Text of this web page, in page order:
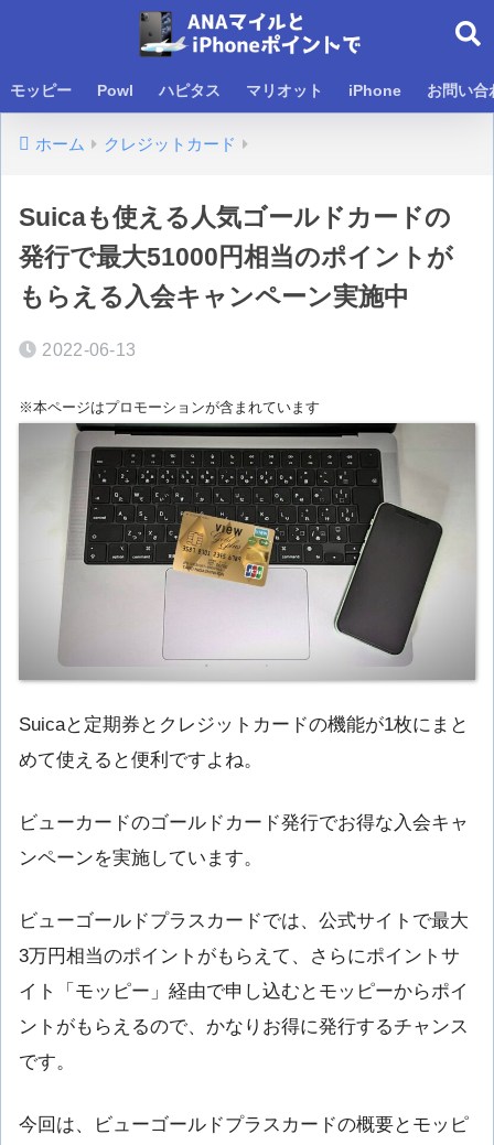
モッピー Powl ハピタス マリオット iPhone お問い合
ホーム クレジットカード
Suicaも使える人気ゴールドカードの
発行で最大51000円相当のポイントが
もらえる入会キャンペーン実施中
2022-06-13
※本ページはプロモーションが含まれています
Suicaと定期券とクレジットカードの機能が1枚にまと
めて使えると便利ですよね。
ビューカードのゴールドカード発行でお得な入会キャ
ンペーンを実施しています。
ビューゴールドプラスカードでは、公式サイトで最大
3万円相当のポイントがもらえて、さらにポイントサ
イト「モッピー」経由で申し込むとモッピーからポイ
ントがもらえるので、かなりお得に発行するチャンス
です。
今回は、ビューゴールドプラスカードの概要とモッピ